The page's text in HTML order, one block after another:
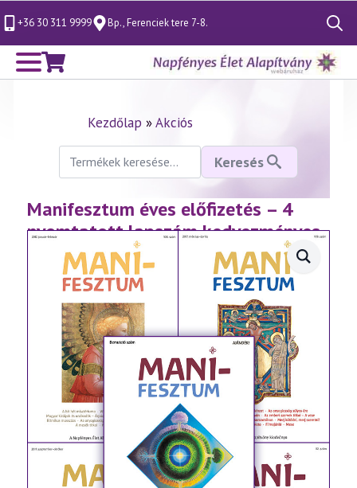
+36 30 311 9999 Bp., Ferenciek tere 7-8.
Search
for:
Kezdőlap »Akciós
Keresés
következőre:
Keresés
Manifesztum éves előfizetés – 4
nyomtatott lapszám kedvezményes
belföldi postával